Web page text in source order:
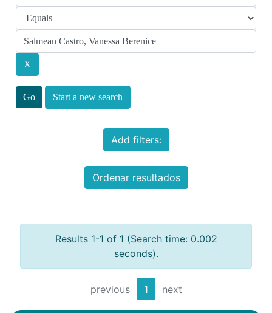
Start a new search
Add filters:
Ordenar resultados
Results 1-1 of 1 (Search time: 0.002
seconds).
previous 1 next